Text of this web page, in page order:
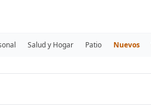
Salud y Hogar Patio Nuevos